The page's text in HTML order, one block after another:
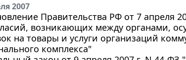
2007
Правительства РФ от 7 апреля
возникающих между органами,
на товары и услуги организаций
комплекса"